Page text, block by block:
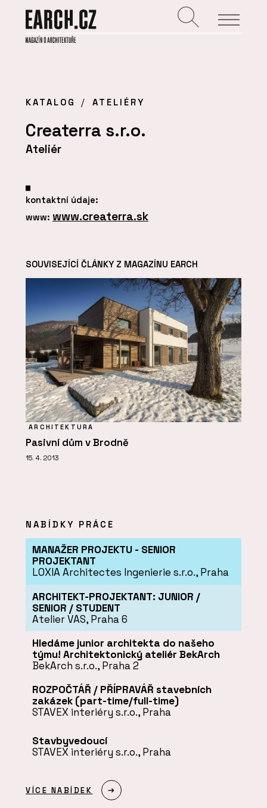
KATALOG ATELIÉRY
Createrra s.r.o.
Ateliér
kontaktní údaje:
www: www.createrra.sk
SOUVISEJÍCÍ ČLÁNKY Z MAGAZÍNU EARCH
ARCHITEKTURA
Pasivní dům v Brodně
15. 4. 2013
NABÍDKY PRÁCE
MANAŽER PROJEKTU - SENIOR
PROJEKTANT
LOXIA Architectes Ingenierie s.r.o., Praha
ARCHITEKT-PROJEKTANT: JUNIOR /
SENIOR / STUDENT
Atelier VAS, Praha 6
Hledáme junior architekta do našeho
týmu! Architektonický ateliér BekArch
BekArch s.r.o., Praha 2
ROZPOČTÁŘ / PŘÍPRAVÁŘ stavebních
zakázek (part-time/full-time)
STAVEX interiéry s.r.o., Praha
Stavbyvedoucí
STAVEX interiéry s.r.o., Praha
VÍCE NABÍDEK